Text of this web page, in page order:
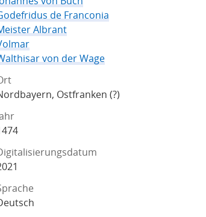
de Franconia
Albrant
von der Wage
Ostfranken (?)